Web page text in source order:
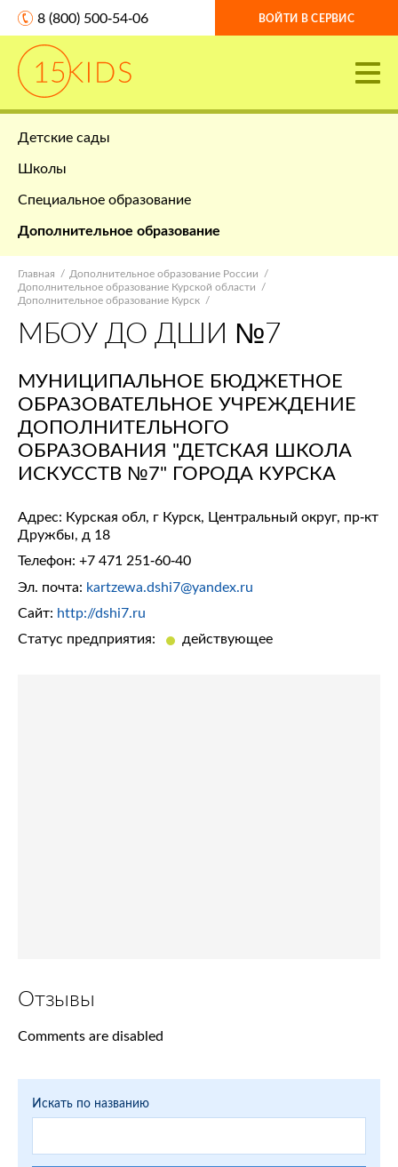
8 (800) 500-54-06 ВОЙТИ В СЕРВИС
Детские сады
Школы
Специальное образование
Дополнительное образование
Главная
Дополнительное образование России
Дополнительное образование Курской области
Дополнительное образование Курск
МБОУ ДО ДШИ №7
МУНИЦИПАЛЬНОЕ БЮДЖЕТНОЕ
ОБРАЗОВАТЕЛЬНОЕ УЧРЕЖДЕНИЕ
ДОПОЛНИТЕЛЬНОГО
ОБРАЗОВАНИЯ "ДЕТСКАЯ ШКОЛА
ИСКУССТВ №7" ГОРОДА КУРСКА
Адрес: Курская обл, г Курск, Центральный округ, пр-кт
Дружбы, д 18
Телефон: +7 471 251-60-40
Эл. почта: kartzewa.dshi7@yandex.ru
Сайт: http://dshi7.ru
Статус предприятия:
действующее
Отзывы
Comments are disabled
Искать по названию